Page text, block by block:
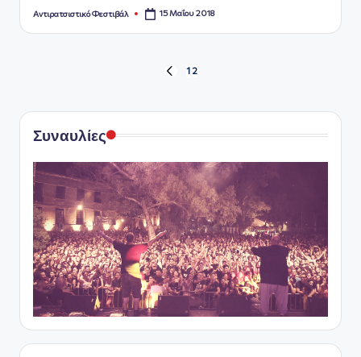
Συγγραφέας:
Αντιρατσιστικό Φεστιβάλ 15 Μαΐου 2018
Σελιδοποίηση
άρθρων
ΠΡΟΗΓΟΥΜΕΝΗ
1 2
Συναυλίες